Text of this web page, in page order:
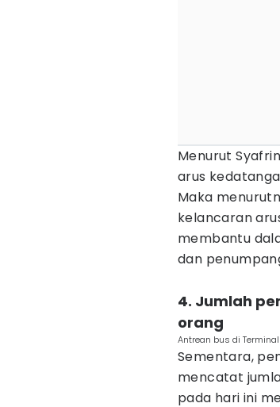
Menurut
arus
Maka
kelancaran
membantu
dan
4. Jumlah
orang
Antrean bus di
Sementara,
mencatat
pada hari ini